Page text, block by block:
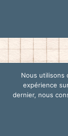
Nous utilisons
expérience
dernier, nous